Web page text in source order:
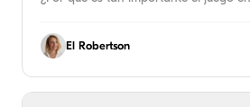
El Robertson